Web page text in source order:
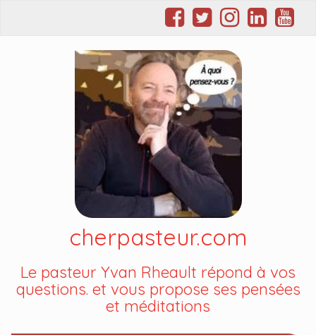
cherpasteur.com
Le pasteur Yvan Rheault répond à vos
questions. et vous propose ses pensées
et méditations